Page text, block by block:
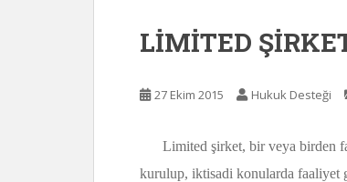
LİMİTED
27 Ekim 2015 Hukuk Desteği
Limited şirket, bir veya birden
kurulup, iktisadi konularda faaliyet